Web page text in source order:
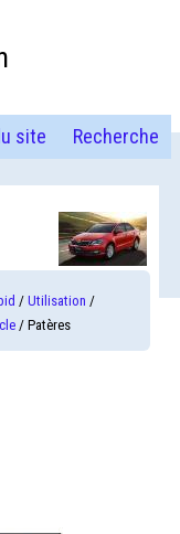
site Recherche
/Utilisation /
/ Patères